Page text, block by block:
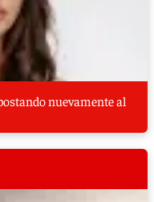
nuevamente al